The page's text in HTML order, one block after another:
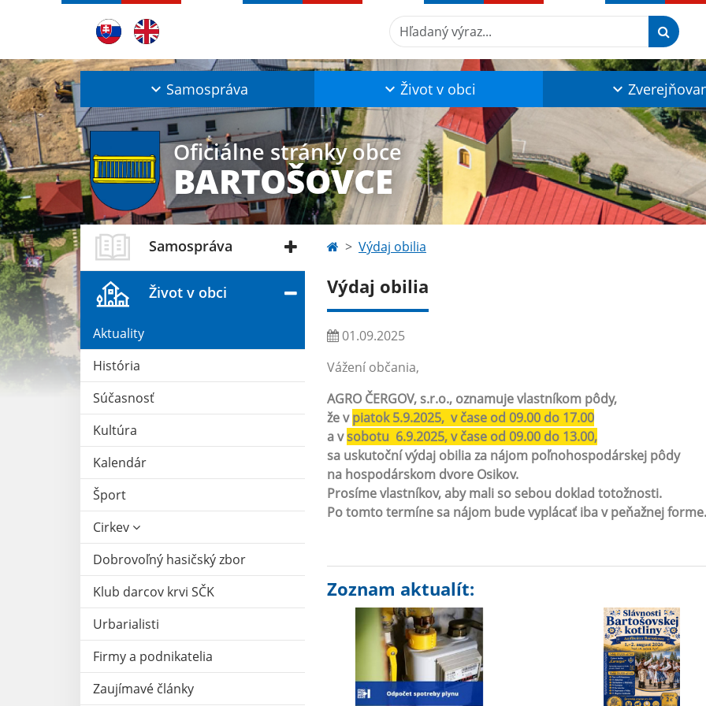
Hľadaný výraz...
Samospráva Život v obci
Oficiálne stránky obce
BARTOŠOVCE
Samospráva
Život v obci
Aktuality
História
Súčasnosť
Kultúra
Kalendár
Šport
Cirkev
Dobrovoľný hasičský zbor
Klub darcov krvi SČK
Urbarialisti
Firmy a podnikatelia
Zaujímavé články
Výdaj obilia
Výdaj obilia
01.09.2025
Vážení občania,
AGRO ČERGOV, s.r.o., oznamuje vlastníkom pôdy,
že vpiatok 5.9.2025, v čase od 09.00 do 17.00
a vsobotu 6.9.2025, v čase od 09.00 do 13.00,
sa uskutoční výdaj obilia za nájom poľnohospodárskej pôdy
na hospodárskom dvore Osikov.
Prosíme vlastníkov, aby mali so sebou doklad totožnosti.
Po tomto termíne sa nájom bude vyplácať iba v peňažnej forme.
Zoznam aktualít: